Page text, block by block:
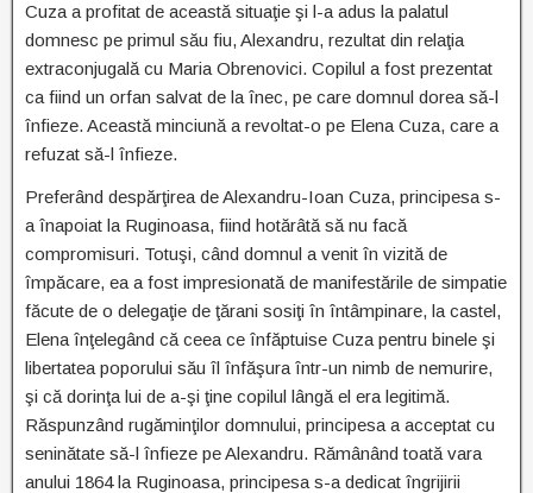
Cuza a profitat de această situaţie şi l-a adus la palatul
domnesc pe primul său fiu, Alexandru, rezultat din relaţia
extraconjugală cu Maria Obrenovici. Copilul a fost prezentat
ca fiind un orfan salvat de la înec, pe care domnul dorea să-l
înfieze. Această minciună a revoltat-o pe Elena Cuza, care a
refuzat să-l înfieze.
Preferând despărţirea de Alexandru-Ioan Cuza, principesa s-
a înapoiat la Ruginoasa, fiind hotărâtă să nu facă
compromisuri. Totuşi, când domnul a venit în vizită de
împăcare, ea a fost impresionată de manifestările de simpatie
făcute de o delegaţie de ţărani sosiţi în întâmpinare, la castel,
Elena înţelegând că ceea ce înfăptuise Cuza pentru binele şi
libertatea poporului său îl înfăşura într-un nimb de nemurire,
şi că dorinţa lui de a-şi ţine copilul lângă el era legitimă.
Răspunzând rugăminţilor domnului, principesa a acceptat cu
seninătate să-l înfieze pe Alexandru. Rămânând toată vara
anului 1864 la Ruginoasa, principesa s-a dedicat îngrijirii